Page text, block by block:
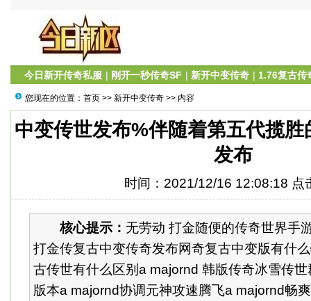
今日新开传奇私服 | 刚开一秒传奇SF | 新开中变传奇 | 1.76复古传
您现在的位置： 首页 >> 新开中变传奇 >> 内容
中变传世发布%伴随着第五代揽
发布
时间：2021/12/16 12:08:18 点
核心提示： 无劳动 打金随便的传奇世界手
打金传复古中变传奇发布网奇复古中变版有什
古传世有什么区别a majornd 韩版传奇冰雪传
版本a majornd协调元神攻速腾飞a majornd畅